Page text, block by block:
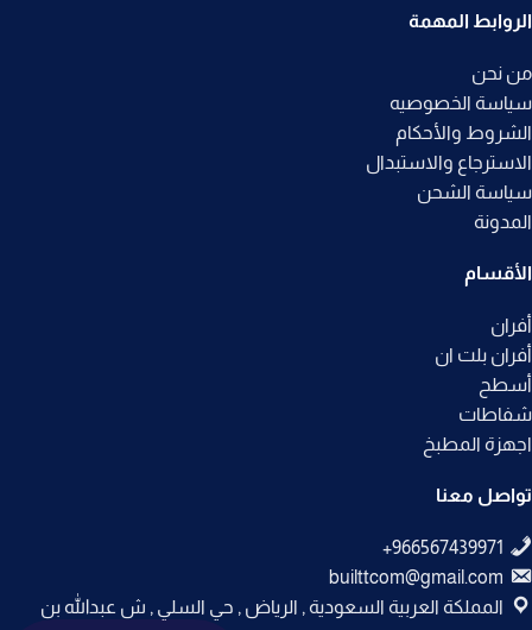
الروابط المهمة
من نحن
سياسة الخصوصيه
الشروط والأحكام
الاسترجاع والاستبدال
سياسة الشحن
المدونة
الأقسام
أفران
أفران بلت ان
أسطح
شفاطات
اجهزة المطبخ
تواصل معنا
builttcom@gmail.com
المملكة العربية السعودية , الرياض , حي السلي , ش عبدالله بن